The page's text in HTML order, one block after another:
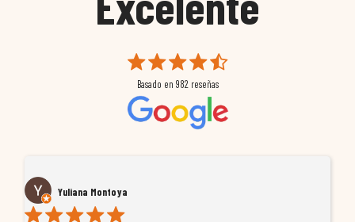
Basado en 982 reseñas
Yuliana Montoya